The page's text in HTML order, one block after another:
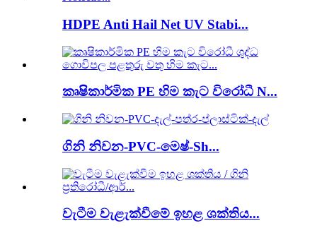
HDPE Anti Hail Net UV Stabi...
කෘෂිකාර්මික PE හිම කැට විරෝධී N...
ගිනි නිවන-PVC-මෙෂ්-Sh...
වැටීම වැළැක්වීමේ ඉහළ ශක්තිය...